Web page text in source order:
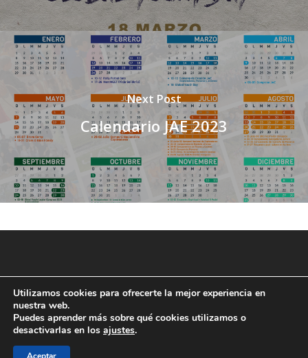
Next Post
Calendario JAE 2023
Utilizamos cookies para ofrecerte la mejor experiencia en
nuestra web.
Puedes aprender más sobre qué cookies utilizamos o
desactivarlas en los ajustes.